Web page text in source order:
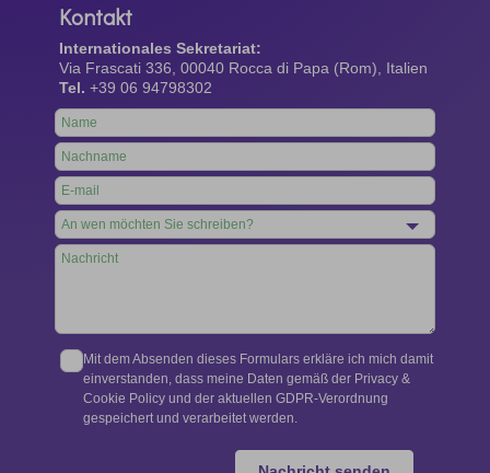
Kontakt
Internationales Sekretariat:
Via Frascati 336, 00040 Rocca di Papa (Rom), Italien
Tel. +39 06 94798302
Leave
this
field
blank
Mit dem Absenden dieses Formulars erkläre ich mich damit
einverstanden, dass meine Daten gemäß der Privacy &
Cookie Policy und der aktuellen GDPR-Verordnung
gespeichert und verarbeitet werden.